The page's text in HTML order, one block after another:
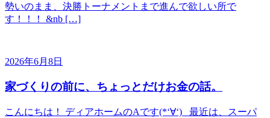
勢いのまま、決勝トーナメントまで進んで欲しい所で
す！！！ &nb […]
2026年6月8日
家づくりの前に、ちょっとだけお金の話。
こんにちは！ ディアホームのAです(*‘∀‘) 最近は、スーパ